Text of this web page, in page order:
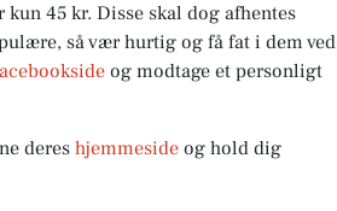
45 kr. Disse skal dog afhentes
så vær hurtig og få fat i dem ved
og modtage et personligt
deres hjemmeside og hold dig